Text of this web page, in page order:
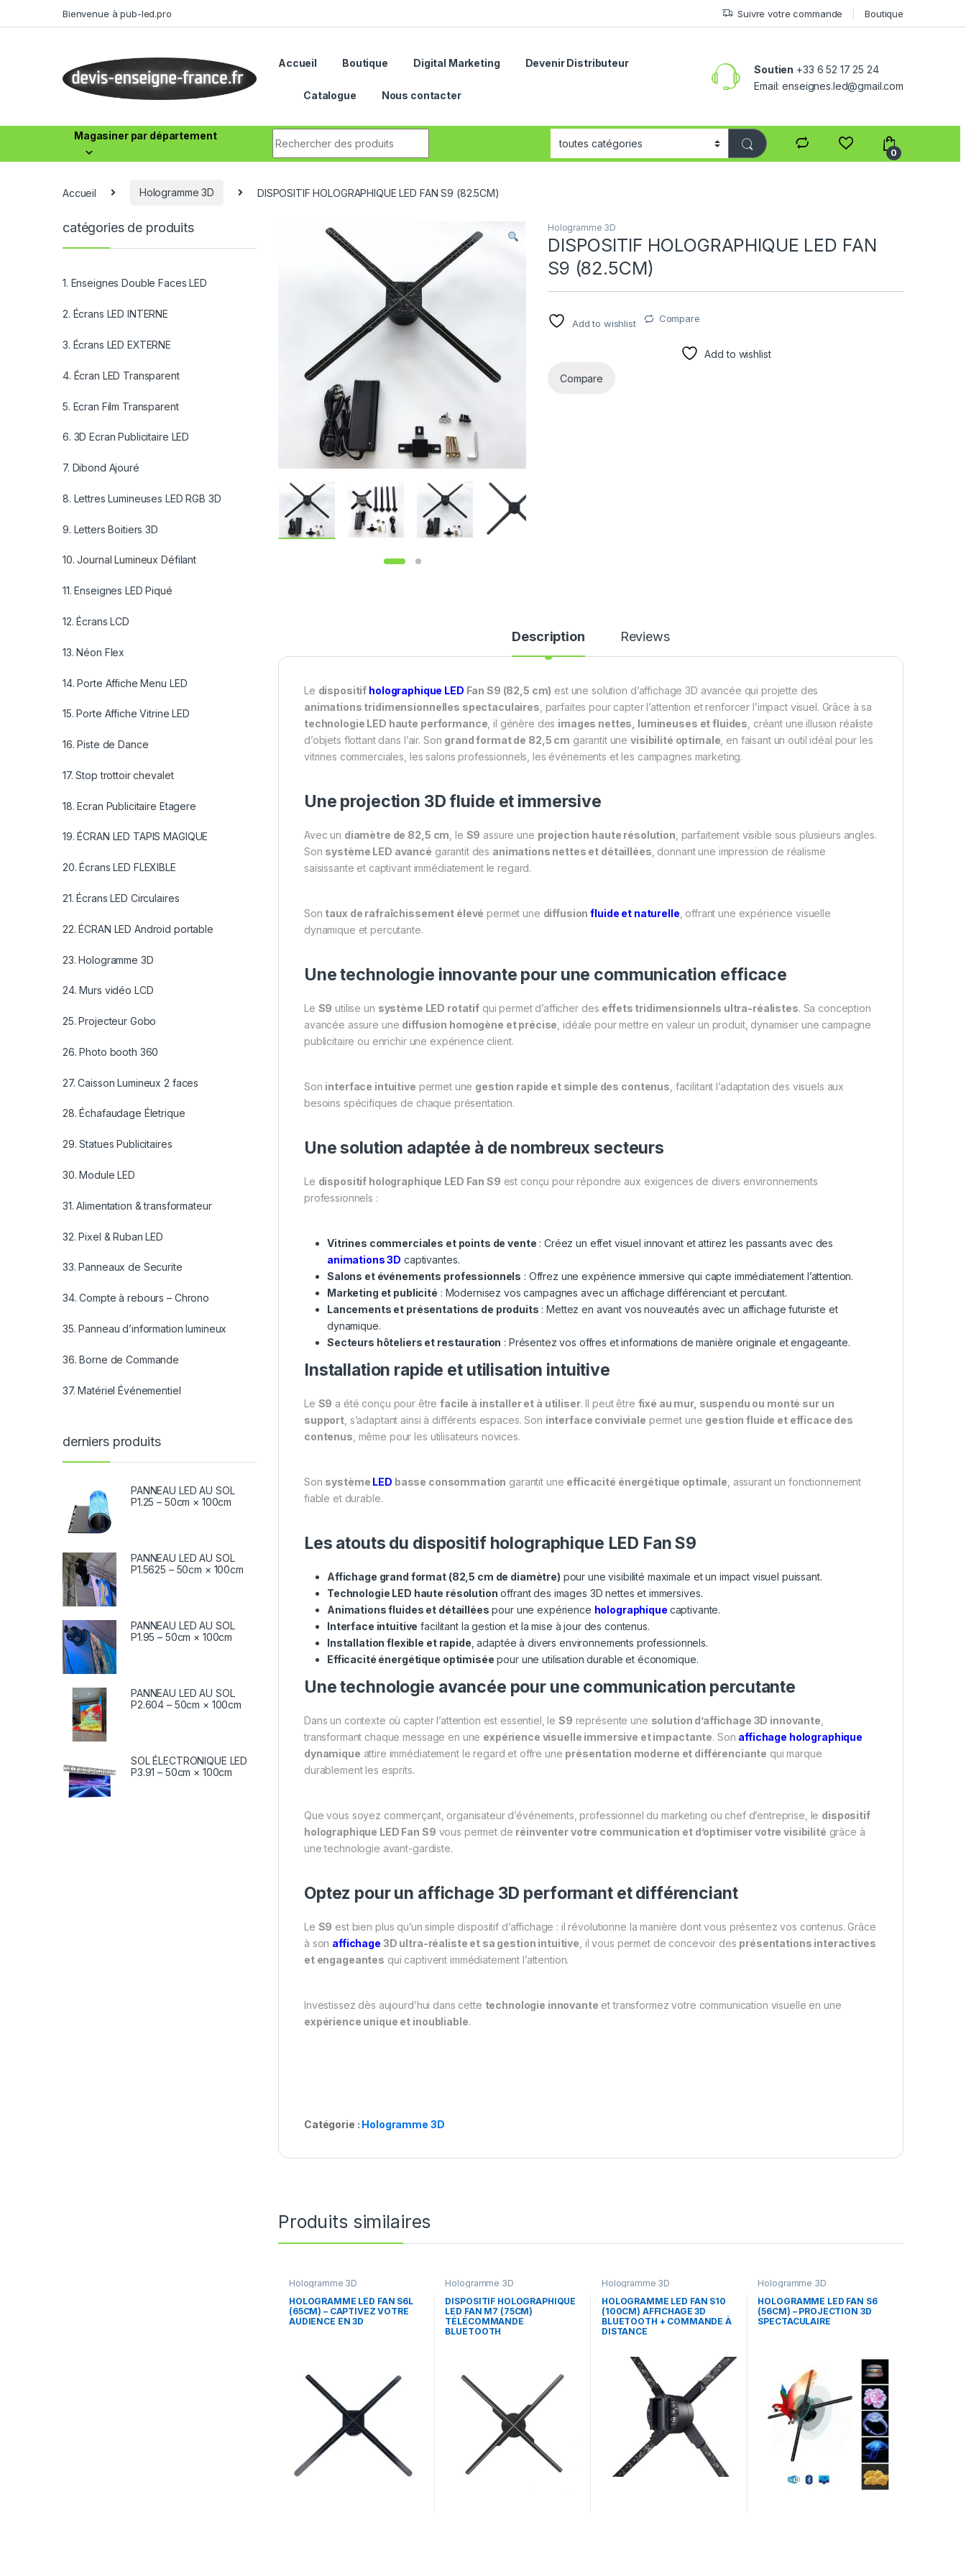
Bienvenue à pub-led.pro Suivre votre commande Boutique
Accueil Boutique Digital Marketing Devenir Distributeur
Catalogue Nous contacter
Soutien +33 6 52 17 25 24
Email: enseignes.led@gmail.com
Magasiner par département
0
Accueil Hologramme 3D DISPOSITIF HOLOGRAPHIQUE LED FAN S9 (82.5CM)
Hologramme 3D
DISPOSITIF HOLOGRAPHIQUE LED FAN
S9 (82.5CM)
Add to wishlist Compare
Add to wishlist
Compare
Description Reviews
Le dispositif holographique LED Fan S9 (82,5 cm) est une solution d’affichage 3D avancée qui projette des
animations tridimensionnelles spectaculaires , parfaites pour capter l’attention et renforcer l’impact visuel. Grâce à sa
technologie LED haute performance , il génère des images nettes, lumineuses et fluides , créant une illusion réaliste
d’objets flottant dans l’air. Son grand format de 82,5 cm garantit unevisibilité optimale , en faisant un outil idéal pour les
vitrines commerciales, les salons professionnels, les événements et les campagnes marketing.
Une projection 3D fluide et immersive
Avec un diamètre de 82,5 cm , le S9 assure une projection haute résolution , parfaitement visible sous plusieurs angles.
Son système LED avancé garantit des animations nettes et détaillées , donnant une impression de réalisme
saisissante et captivant immédiatement le regard.
Son taux de rafraîchissement élevé permet une diffusion fluide et naturelle , offrant une expérience visuelle
dynamique et percutante.
Une technologie innovante pour une communication efficace
Le S9 utilise un système LED rotatif qui permet d’afficher des effets tridimensionnels ultra-réalistes. Sa conception
avancée assure une diffusion homogène et précise , idéale pour mettre en valeur un produit, dynamiser une campagne
publicitaire ou enrichir une expérience client.
Son interface intuitive permet une gestion rapide et simple des contenus , facilitant l’adaptation des visuels aux
besoins spécifiques de chaque présentation.
Une solution adaptée à de nombreux secteurs
Le dispositif holographique LED Fan S9 est conçu pour répondre aux exigences de divers environnements
professionnels :
Vitrines commerciales et points de vente : Créez un effet visuel innovant et attirez les passants avec des
animations 3D captivantes.
Salons et événements professionnels : Offrez une expérience immersive qui capte immédiatement l’attention.
Marketing et publicité : Modernisez vos campagnes avec un affichage différenciant et percutant.
Lancements et présentations de produits : Mettez en avant vos nouveautés avec un affichage futuriste et
dynamique.
Secteurs hôteliers et restauration : Présentez vos offres et informations de manière originale et engageante.
Installation rapide et utilisation intuitive
Le S9 a été conçu pour êtrefacile à installer et à utiliser. Il peut être fixé au mur, suspendu ou monté sur un
support , s’adaptant ainsi à différents espaces. Son interface conviviale permet une gestion fluide et efficace des
contenus , même pour les utilisateurs novices.
Son système LED basse consommation garantit une efficacité énergétique optimale , assurant un fonctionnement
fiable et durable.
Les atouts du dispositif holographique LED Fan S9
Affichage grand format (82,5 cm de diamètre) pour une visibilité maximale et un impact visuel puissant.
Technologie LED haute résolution offrant des images 3D nettes et immersives.
Animations fluides et détaillées pour une expérience holographique captivante.
Interface intuitive facilitant la gestion et la mise à jour des contenus.
Installation flexible et rapide , adaptée à divers environnements professionnels.
Efficacité énergétique optimisée pour une utilisation durable et économique.
Une technologie avancée pour une communication percutante
Dans un contexte où capter l’attention est essentiel, leS9 représente une solution d’affichage 3D innovante
transformant chaque message en une expérience visuelle immersive et impactante. Son affichage holographique
dynamique attire immédiatement le regard et offre une présentation moderne et différenciante qui marque
durablement les esprits.
Que vous soyez commerçant, organisateur d’événements, professionnel du marketing ou chef d’entreprise, le dispositif
holographique LED Fan S9 vous permet de réinventer votre communication et d’optimiser votre visibilité grâce à
une technologie avant-gardiste.
Optez pour un affichage 3D performant et différenciant
Le S9 est bien plus qu’un simple dispositif d’affichage : il révolutionne la manière dont vous présentez vos contenus. Grâce
à son affichage 3D ultra-réaliste et sa gestion intuitive , il vous permet de concevoir des présentations interactives
et engageantes qui captivent immédiatement l’attention.
Investissez dès aujourd’hui dans cette technologie innovante et transformez votre communication visuelle en une
expérience unique et inoubliable.
Catégorie : Hologramme 3D
Produits similaires
Hologramme 3D
HOLOGRAMME LED FAN S6L
(65CM) – CAPTIVEZ VOTRE
AUDIENCE EN 3D
Hologramme 3D
DISPOSITIF HOLOGRAPHIQUE
LED FAN M7 (75CM)
TÉLÉCOMMANDE
BLUETOOTH
Hologramme 3D
HOLOGRAMME LED FAN S10
(100CM) AFFICHAGE 3D
BLUETOOTH + COMMANDE À
DISTANCE
Hologramme 3D
HOLOGRAMME LED FAN S6
(56CM) – PROJECTION 3D
SPECTACULAIRE
catégories de produits
1. Enseignes Double Faces LED
2. Écrans LED INTERNE
3. Écrans LED EXTERNE
4. Écran LED Transparent
5. Ecran Film Transparent
6. 3D Ecran Publicitaire LED
7. Dibond Ajouré
8. Lettres Lumineuses LED RGB 3D
9. Letters Boitiers 3D
10. Journal Lumineux Défilant
11. Enseignes LED Piqué
12. Écrans LCD
13. Néon Flex
14. Porte Affiche Menu LED
15. Porte Affiche Vitrine LED
16. Piste de Dance
17. Stop trottoir chevalet
18. Ecran Publicitaire Etagere
19. ÉCRAN LED TAPIS MAGIQUE
20. Écrans LED FLEXIBLE
21. Écrans LED Circulaires
22. ÉCRAN LED Android portable
23. Hologramme 3D
24. Murs vidéo LCD
25. Projecteur Gobo
26. Photo booth 360
27. Caisson Lumineux 2 faces
28. Échafaudage Életrique
29. Statues Publicitaires
30. Module LED
31. Alimentation & transformateur
32. Pixel & Ruban LED
33. Panneaux de Securite
34. Compte à rebours – Chrono
35. Panneau d’information lumineux
36. Borne de Commande
37. Matériel Événementiel
derniers produits
PANNEAU LED AU SOL
P1.25 – 50cm × 100cm
PANNEAU LED AU SOL
P1.5625 – 50cm × 100cm
PANNEAU LED AU SOL
P1.95 – 50cm × 100cm
PANNEAU LED AU SOL
P2.604 – 50cm × 100cm
SOL ÉLECTRONIQUE LED
P3.91 – 50cm × 100cm